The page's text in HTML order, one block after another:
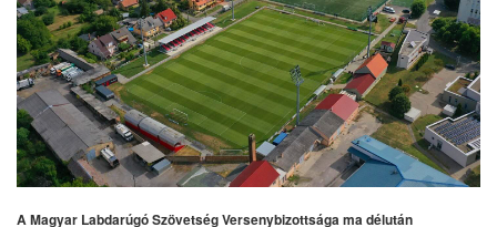
A Magyar Labdarúgó Szövetség Versenybizottsága ma délután